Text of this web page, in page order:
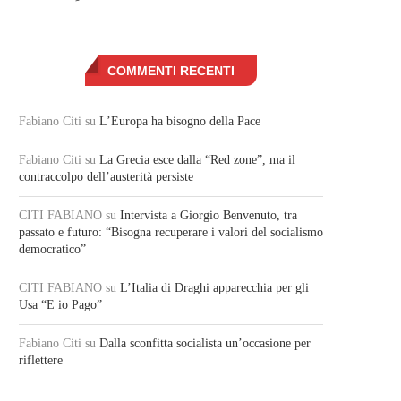
COMMENTI RECENTI
Fabiano Citi su L’Europa ha bisogno della Pace
Fabiano Citi su La Grecia esce dalla “Red zone”, ma il
contraccolpo dell’austerità persiste
CITI FABIANO su Intervista a Giorgio Benvenuto, tra
passato e futuro: “Bisogna recuperare i valori del socialismo
democratico”
CITI FABIANO su L’Italia di Draghi apparecchia per gli
Usa “E io Pago”
Fabiano Citi su Dalla sconfitta socialista un’occasione per
riflettere